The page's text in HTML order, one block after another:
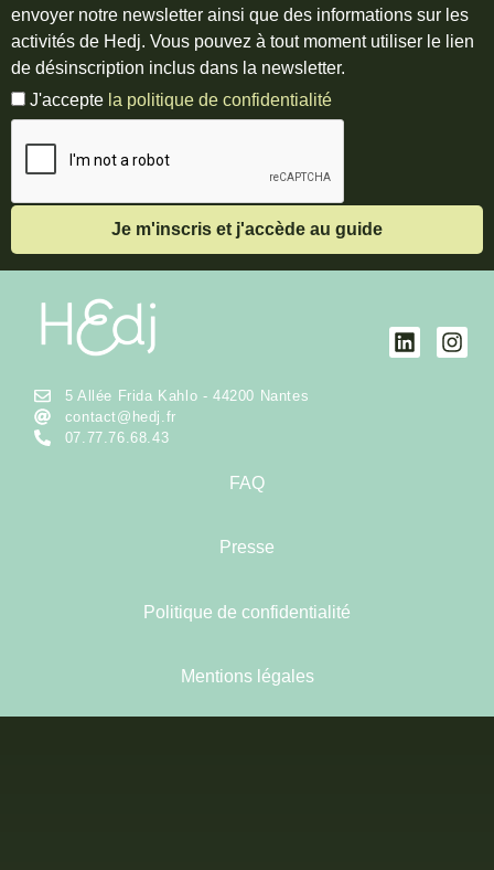
envoyer notre newsletter ainsi que des informations sur les
activités de Hedj. Vous pouvez à tout moment utiliser le lien
de désinscription inclus dans la newsletter.
J'accepte la politique de confidentialité
5 Allée Frida Kahlo - 44200 Nantes
contact@hedj.fr
07.77.76.68.43
FAQ
Presse
Politique de confidentialité
Mentions légales